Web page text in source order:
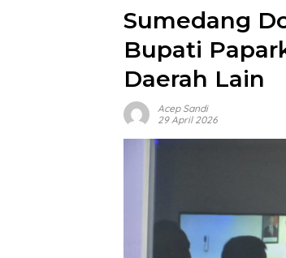
Sumedang
Bupati
Daerah Lain
Acep Sandi
29 April 2026